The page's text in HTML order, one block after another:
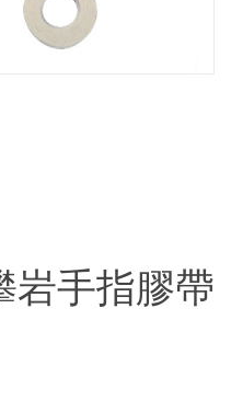
岩手指膠帶